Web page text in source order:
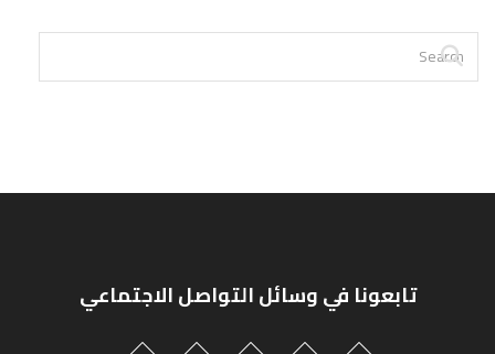
تابعونا في وسائل التواصل الاجتماعي